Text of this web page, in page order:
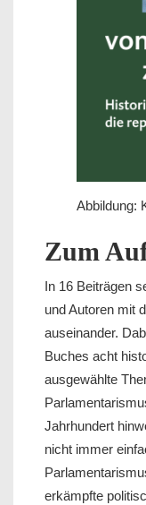
Abbildung:
Zum
In 16 Beiträgen
und Autoren mit
auseinander.
Buches acht
ausgewählte
Jahrhundert
nicht immer
erkämpfte